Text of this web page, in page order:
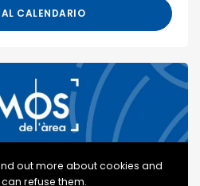
CALENDARIO
Íntentalo de nuevo más
out more about cookies and
refuse them.